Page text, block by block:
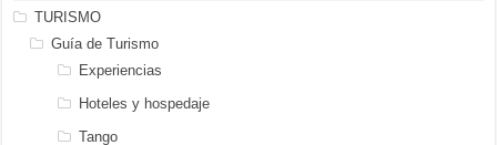
TURISMO
Guía de Turismo
Experiencias
Hoteles y hospedaje
Tango